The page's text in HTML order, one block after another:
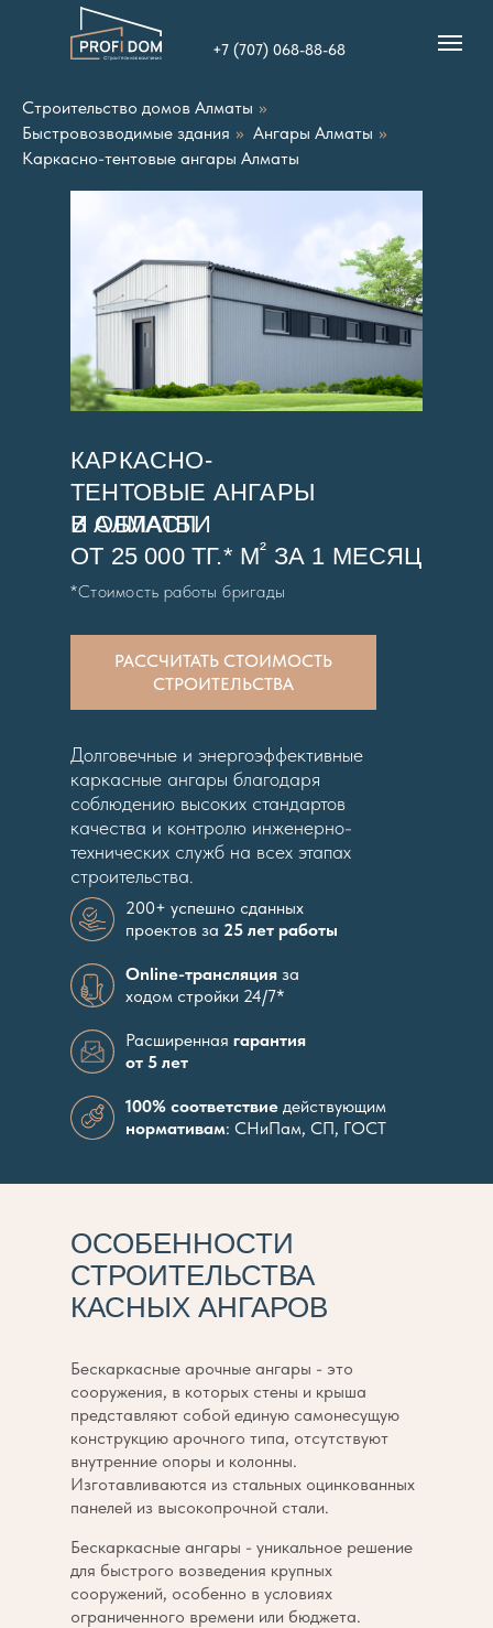
+7 (707) 068-88-68
Строительство домов Алматы »
Быстровозводимые здания » Ангары Алматы »
Каркасно-тентовые ангары Алматы
КАРКАСНО-
ТЕНТОВЫЕ АНГАРЫ
В АЛМАТЫ
Долговечные и энергоэффективные
каркасные ангары благодаря
соблюдению высоких стандартов
качества и контролю инженерно-
технических служб на всех этапах
строительства.
Расширенная гарантия
от 5 лет
100% соответствие действующим
нормативам: СНиПам, СП, ГОСТ
ОТ 25 000 ТГ.* М² ЗА 1 МЕСЯЦ
Online-трансляция за
ходом стройки 24/7*
РАССЧИТАТЬ СТОИМОСТЬ
СТРОИТЕЛЬСТВА
*Стоимость работы бригады
И ОБЛАСТИ
200+ успешно сданных
проектов за 25 лет работы
Бескаркасные арочные ангары - это
сооружения, в которых стены и крыша
представляют собой единую самонесущую
конструкцию арочного типа, отсутствуют
внутренние опоры и колонны.
Изготавливаются из стальных оцинкованных
панелей из высокопрочной стали.
Бескаркасные ангары - уникальное решение
для быстрого возведения крупных
сооружений, особенно в условиях
ограниченного времени или бюджета.
ОСОБЕННОСТИ
СТРОИТЕЛЬСТВА
КАСНЫХ АНГАРОВ